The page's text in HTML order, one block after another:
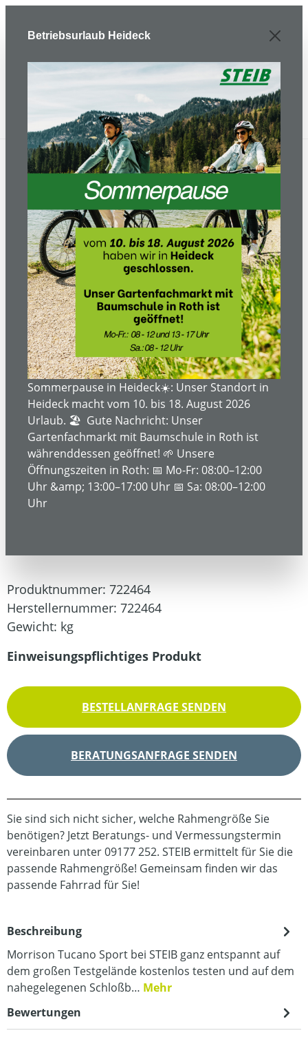
E-Bike/ Fahrrad Fahrräder
Tucano Sport - 27,5" 43 cm
- Trapez - schwarz/pink
Bildergalerie überspringen
879,99 €*
Produktnummer: 722464
Herstellernummer: 722464
Gewicht: kg
Einweisungspflichtiges Produkt
BESTELLANFRAGE SENDEN
BERATUNGSANFRAGE SENDEN
Sie sind sich nicht sicher, welche Rahmengröße Sie
benötigen? Jetzt Beratungs- und Vermessungstermin
vereinbaren unter 09177 252. STEIB ermittelt für Sie die
passende Rahmengröße! Gemeinsam finden wir das
passende Fahrrad für Sie!
Beschreibung
Morrison Tucano Sport bei STEIB ganz entspannt auf
dem großen Testgelände kostenlos testen und auf dem
nahegelegenen Schloßb… Mehr
Bewertungen
Betriebsurlaub Heideck
Sommerpause in Heideck☀️: Unser Standort in
Heideck macht vom 10. bis 18. August 2026
Urlaub. 🏖️ Gute Nachricht: Unser
Gartenfachmarkt mit Baumschule in Roth ist
währenddessen geöffnet! 🌱 Unsere
Öffnungszeiten in Roth: 📅 Mo-Fr: 08:00–12:00
Uhr &amp; 13:00–17:00 Uhr 📅 Sa: 08:00–12:00
Uhr